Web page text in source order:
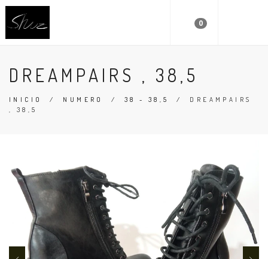
0
DREAMPAIRS , 38,5
INICIO / NUMERO / 38 - 38,5 / DREAMPAIRS
, 38,5